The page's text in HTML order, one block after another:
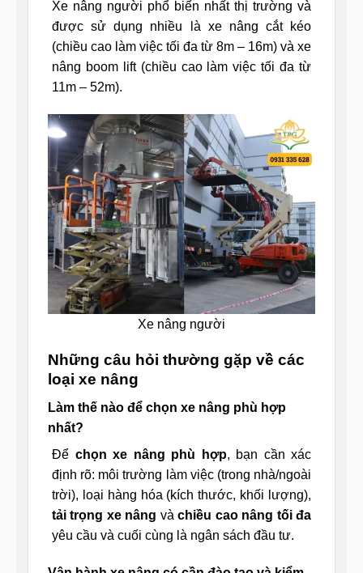
Xe nâng người phổ biến nhất thị trường và
được sử dụng nhiều là xe nâng cắt kéo
(chiều cao làm việc tối đa từ 8m – 16m) và xe
nâng boom lift (chiều cao làm việc tối đa từ
11m – 52m).
Xe nâng người
Những câu hỏi thường gặp về các
loại xe nâng
Làm thế nào để chọn xe nâng phù hợp
nhất?
Để chọn xe nâng phù hợp, bạn cần xác
định rõ: môi trường làm việc (trong nhà/ngoài
trời), loại hàng hóa (kích thước, khối lượng),
tải trọng xe nâng vàchiều cao nâng tối đa
yêu cầu và cuối cùng là ngân sách đầu tư.